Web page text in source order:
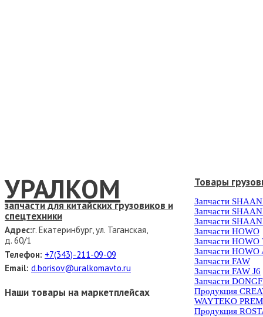
УРАЛКОМ
запчасти для китайских грузовиков и
спецтехники
Адрес:г. Екатеринбург, ул. Таганская,
д. 60/1
Телефон: +7(343)-211-09-09
Email: d.borisov@uralkomavto.ru
Наши товары на маркетплейсах
Товары
Запчасти
Запчасти
Запчасти
Запчасти HOWO
Запчасти HOWO
Запчасти HOWO
Запчасти FAW
Запчасти FAW J6
Запчасти
Продукция
WAYTEKO
Продукция